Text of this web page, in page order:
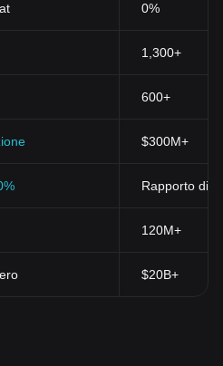
0%
1,300+
600+
$300M+
Rapporto di
120M+
$20B+